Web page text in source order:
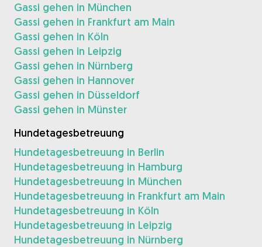
Gassi gehen in München
Gassi gehen in Frankfurt am Main
Gassi gehen in Köln
Gassi gehen in Leipzig
Gassi gehen in Nürnberg
Gassi gehen in Hannover
Gassi gehen in Düsseldorf
Gassi gehen in Münster
Hundetagesbetreuung
Hundetagesbetreuung in Berlin
Hundetagesbetreuung in Hamburg
Hundetagesbetreuung in München
Hundetagesbetreuung in Frankfurt am Main
Hundetagesbetreuung in Köln
Hundetagesbetreuung in Leipzig
Hundetagesbetreuung in Nürnberg